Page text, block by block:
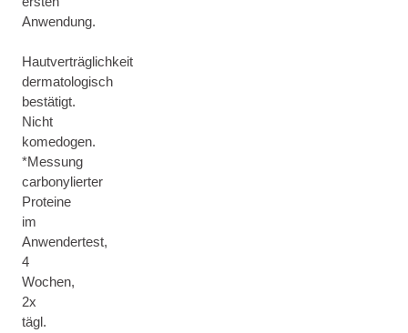
Anwendung.
Hautverträglichkeit
dermatologisch
bestätigt.
Nicht
komedogen.
*Messung
carbonylierter
Proteine
im
Anwendertest,
4
Wochen,
2x
tägl.